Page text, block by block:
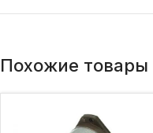
Похожие товары